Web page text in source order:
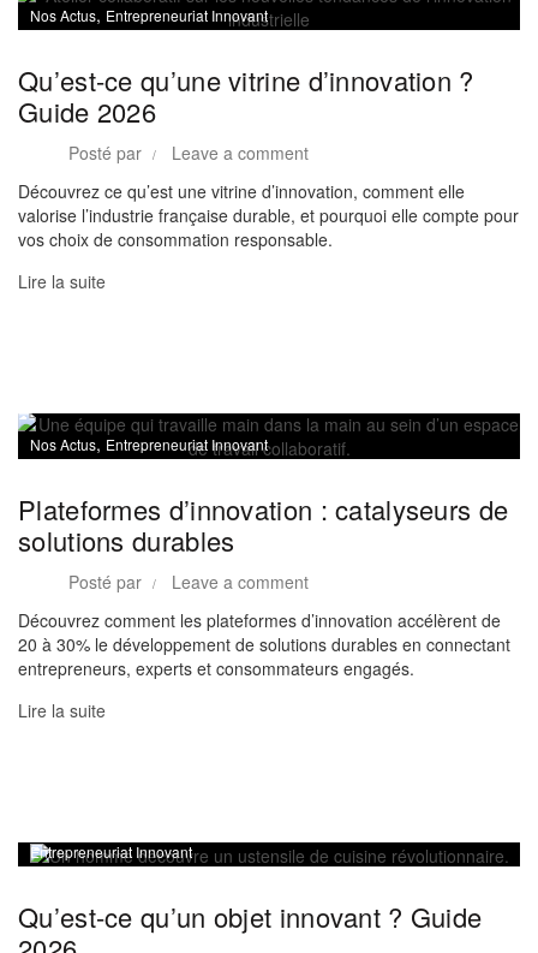
Nos Actus, Entrepreneuriat Innovant
Qu’est-ce qu’une vitrine d’innovation ?
Guide 2026
Posté par
Leave a comment
Découvrez ce qu’est une vitrine d’innovation, comment elle
valorise l’industrie française durable, et pourquoi elle compte pour
vos choix de consommation responsable.
Lire la suite
Nos Actus, Entrepreneuriat Innovant
Plateformes d’innovation : catalyseurs de
solutions durables
Posté par
Leave a comment
Découvrez comment les plateformes d’innovation accélèrent de
20 à 30% le développement de solutions durables en connectant
entrepreneurs, experts et consommateurs engagés.
Lire la suite
Entrepreneuriat Innovant
Qu’est-ce qu’un objet innovant ? Guide